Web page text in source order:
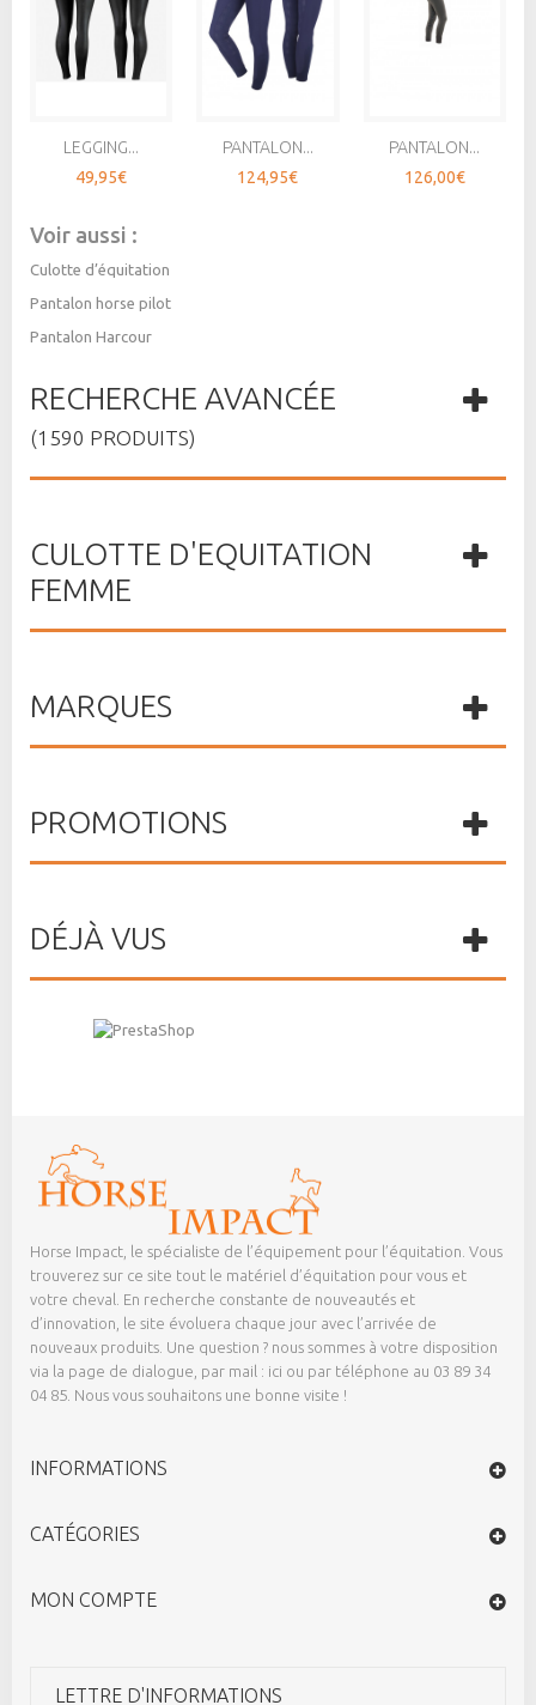
LEGGING...
49,95€
PANTALON...
124,95€
PANTALON...
126,00€
Voir aussi :
Culotte d’équitation
Pantalon horse pilot
Pantalon Harcour
RECHERCHE AVANCÉE
(1590 PRODUITS)
CULOTTE D'EQUITATION
FEMME
MARQUES
PROMOTIONS
DÉJÀ VUS
Horse Impact, le spécialiste de l’équipement pour l’équitation. Vous
trouverez sur ce site tout le matériel d’équitation pour vous et
votre cheval. En recherche constante de nouveautés et
d’innovation, le site évoluera chaque jour avec l’arrivée de
nouveaux produits. Une question ? nous sommes à votre disposition
via la page de dialogue, par mail : ici ou par téléphone au 03 89 34
04 85. Nous vous souhaitons une bonne visite !
INFORMATIONS
CATÉGORIES
MON COMPTE
LETTRE D'INFORMATIONS